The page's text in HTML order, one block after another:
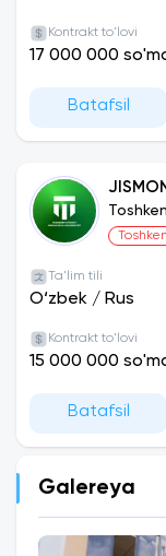
Kontrakt to'lovi
17 000 000
Batafsil
Ta'lim tili
O‘zbek / Rus
Kontrakt to'lovi
15 000 000
Batafsil
Galereya